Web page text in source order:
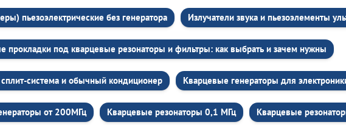
пьезоэлектрические без генератора Излучатели звука и пьезоэлементы
прокладки под кварцевые резонаторы и фильтры: как выбрать и зачем нужны
система и обычный кондиционер Кварцевые генераторы для
от 200МГц Кварцевые резонаторы 0,1 МГц Кварцевые